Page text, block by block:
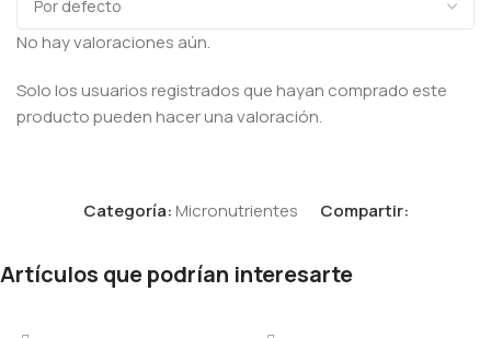
No hay valoraciones aún.
Solo los usuarios registrados que hayan comprado este
producto pueden hacer una valoración.
Categoría:Micronutrientes Compartir:
Artículos que podrían interesarte